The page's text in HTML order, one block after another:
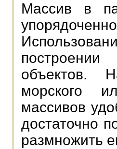
Массив в
объектов.
морского
массивов
достаточно
размножить